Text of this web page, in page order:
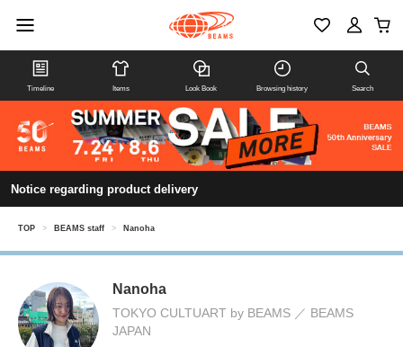
Timeline Items Look Book Browsing history Search
Notice regarding product delivery
TOP > BEAMS staff > Nanoha
Nanoha
TOKYO CULTUART by BEAMS
BEAMS
JAPAN